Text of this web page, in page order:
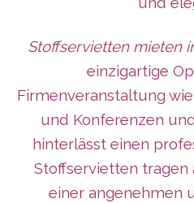
Stoffservietten mieten
einzigartige
Firmenveranstaltung
und Konferenzen
hinterlässt einen
Stoffservietten tragen
einer angenehmen